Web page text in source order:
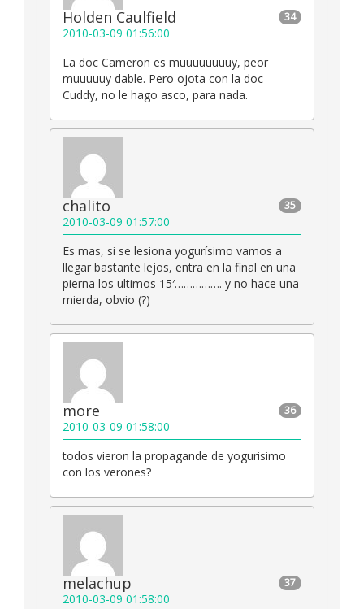
34
Holden Caulfield
2010-03-09 01:56:00
La doc Cameron es muuuuuuuuy, peor
muuuuuy dable. Pero ojota con la doc
Cuddy, no le hago asco, para nada.
35
chalito
2010-03-09 01:57:00
Es mas, si se lesiona yogurísimo vamos a
llegar bastante lejos, entra en la final en una
pierna los ultimos 15′……………. y no hace una
mierda, obvio (?)
36
more
2010-03-09 01:58:00
todos vieron la propagande de yogurisimo
con los verones?
37
melachup
2010-03-09 01:58:00